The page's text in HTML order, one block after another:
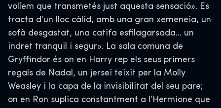
volíem que transmetés just aquesta sensació». Es
tracta d’un lloc càlid, amb una gran xemeneia, un
sofà desgastat, una catifa esfilagarsada… un
indret tranquil i segur». La sala comuna de
Gryffindor és on en Harry rep els seus primers
regals de Nadal, un jersei teixit per la Molly
Weasley i la capa de la invisibilitat del seu pare;
on en Ron suplica constantment a l’Hermione que